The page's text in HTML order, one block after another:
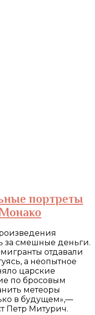
портреты
за смешные деньги.
отдавали
а неопытное
царские
по бросовым
метеоры
в будущем»,—
Петр Митурич.